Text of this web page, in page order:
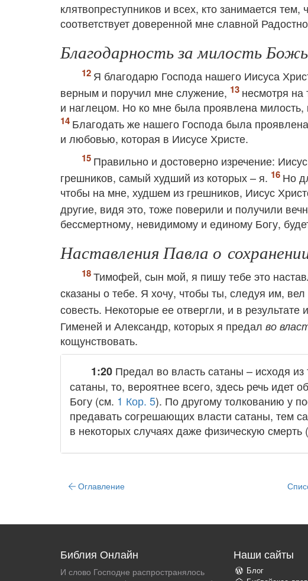
клятвопреступников и всех, кто занимается
соответствует доверенной мне славной
Благодарность за милость
Я благодарю Господа нашего Иисуса
верным и поручил мне служение,
несмотря
и наглецом. Но ко мне была проявлена
Благодать же нашего Господа была проявлена
и любовью, которая в Иисусе Христе.
Правильно и достоверно изречение:
грешников, самый худший из которых – я.
Но
чтобы на мне, худшем из грешников, Иисус
другие, видя это, тоже поверили и получили
бессмертному, невидимому и единому Богу,
Наставления Павла о
Тимофей, сын мой, я пишу тебе это
сказаны о тебе. Я хочу, чтобы ты, следуя им, вел
совесть. Некоторые ее отвергли, и в
Гименей и Александр, которых я предал во
кощунствовать.
1:20 Предал во власть сатаны – исходя
сатаны, то, вероятнее всего, здесь речь идет
Богу (см. 1 Кор. 5). По другому толкованию у
предавать согрешающих власти сатаны, тем
в некоторых случаях даже физическую смерть
Оглавление
Библия Онлайн
И слово Господне распространялось
Наши сайты
Блог